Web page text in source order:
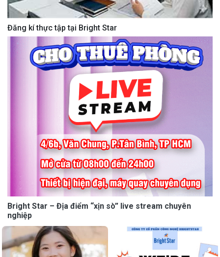
Đăng kí thực tập tại Bright Star
Bright Star – Địa điểm “xịn sò” live stream chuyên
nghiệp